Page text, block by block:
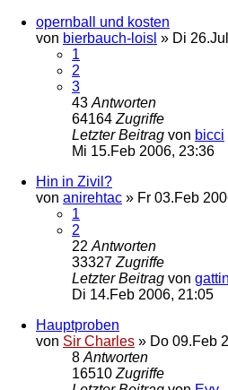
opernball und kosten
von bierbauch-loisl » Di
1
2
3
43 Antworten
64164 Zugriffe
Letzter Beitrag von bicci
Mi 15.Feb 2006, 23:36
Hin in Zivil?
von anirehtac » Fr 03.Feb
1
2
22 Antworten
33327 Zugriffe
Letzter Beitrag von
Di 14.Feb 2006, 21:05
Hauptproben
von Sir Charles » Do 09.Feb
8 Antworten
16510 Zugriffe